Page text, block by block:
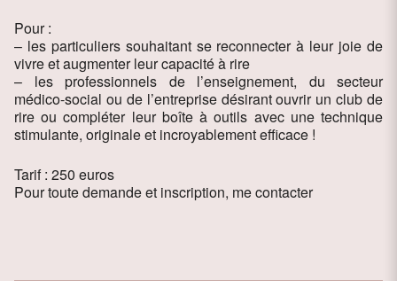
Pour :
– les particuliers souhaitant se reconnecter à leur joie de
vivre et augmenter leur capacité à rire
– les professionnels de l’enseignement, du secteur
médico-social ou de l’entreprise désirant ouvrir un club de
rire ou compléter leur boîte à outils avec une technique
stimulante, originale et incroyablement efficace !
Tarif : 250 euros
Pour toute demande et inscription, me contacter